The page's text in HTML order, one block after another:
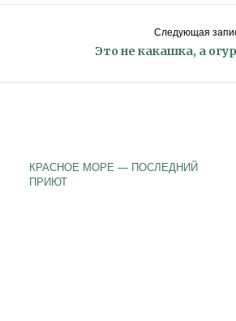
Следующая
Это не какашка, а
КРАСНОЕ МОРЕ — ПОСЛЕДНИЙ
ПРИЮТ